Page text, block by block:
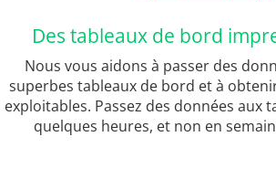
Des tableaux de bord
Nous vous aidons à passer des
superbes tableaux de bord et à
exploitables. Passez des données aux
quelques heures, et non en